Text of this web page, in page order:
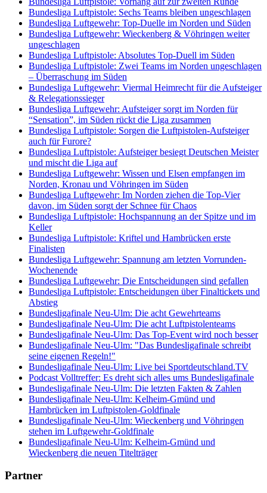
Bundesliga Luftpistole: Sechs Teams bleiben ungeschlagen
Bundesliga Luftgewehr: Top-Duelle im Norden und Süden
Bundesliga Luftgewehr: Wieckenberg & Vöhringen weiter
ungeschlagen
Bundesliga Luftpistole: Absolutes Top-Duell im Süden
Bundesliga Luftpistole: Zwei Teams im Norden ungeschlagen
– Überraschung im Süden
Bundesliga Luftgewehr: Viermal Heimrecht für die Aufsteiger
& Relegationssieger
Bundesliga Luftgewehr: Aufsteiger sorgt im Norden für
“Sensation”, im Süden rückt die Liga zusammen
Bundesliga Luftpistole: Sorgen die Luftpistolen-Aufsteiger
auch für Furore?
Bundesliga Luftpistole: Aufsteiger besiegt Deutschen Meister
und mischt die Liga auf
Bundesliga Luftgewehr: Wissen und Elsen empfangen im
Norden, Kronau und Vöhringen im Süden
Bundesliga Luftgewehr: Im Norden ziehen die Top-Vier
davon, im Süden sorgt der Schnee für Chaos
Bundesliga Luftpistole: Hochspannung an der Spitze und im
Keller
Bundesliga Luftpistole: Kriftel und Hambrücken erste
Finalisten
Bundesliga Luftgewehr: Spannung am letzten Vorrunden-
Wochenende
Bundesliga Luftgewehr: Die Entscheidungen sind gefallen
Bundesliga Luftpistole: Entscheidungen über Finaltickets und
Abstieg
Bundesligafinale Neu-Ulm: Die acht Gewehrteams
Bundesligafinale Neu-Ulm: Die acht Luftpistolenteams
Bundesligafinale Neu-Ulm: Das Top-Event wird noch besser
Bundesligafinale Neu-Ulm: "Das Bundesligafinale schreibt
seine eigenen Regeln!"
Bundesligafinale Neu-Ulm: Live bei Sportdeutschland.TV
Podcast Volltreffer: Es dreht sich alles ums Bundesligafinale
Bundesligafinale Neu-Ulm: Die letzten Fakten & Zahlen
Bundesligafinale Neu-Ulm: Kelheim-Gmünd und
Hambrücken im Luftpistolen-Goldfinale
Bundesligafinale Neu-Ulm: Wieckenberg und Vöhringen
stehen im Luftgewehr-Goldfinale
Bundesligafinale Neu-Ulm: Kelheim-Gmünd und
Wieckenberg die neuen Titelträger
Partner